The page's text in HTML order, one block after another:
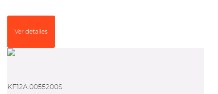
Ver detalles
KF12A.0055200S